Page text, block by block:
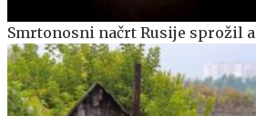
Smrtonosni načrt Rusije sprožil